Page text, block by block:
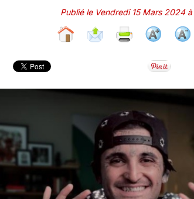
Publié le Vendredi 15 Mars 2024